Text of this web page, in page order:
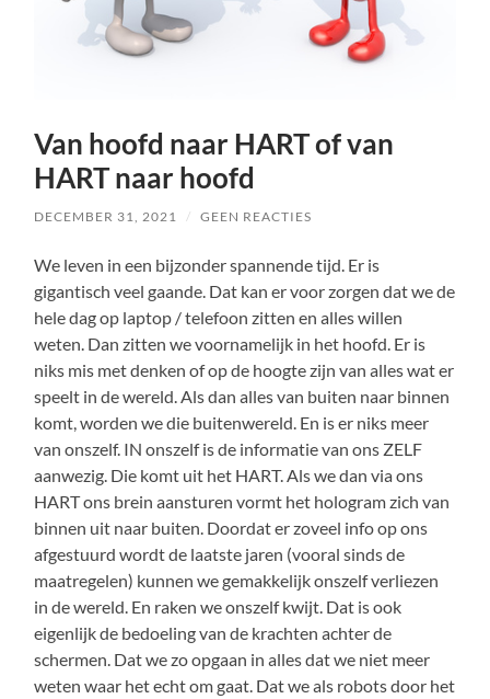
Van hoofd naar HART of van
HART naar hoofd
DECEMBER 31, 2021 / GEEN REACTIES
We leven in een bijzonder spannende tijd. Er is
gigantisch veel gaande. Dat kan er voor zorgen dat we de
hele dag op laptop / telefoon zitten en alles willen
weten. Dan zitten we voornamelijk in het hoofd. Er is
niks mis met denken of op de hoogte zijn van alles wat er
speelt in de wereld. Als dan alles van buiten naar binnen
komt, worden we die buitenwereld. En is er niks meer
van onszelf. IN onszelf is de informatie van ons ZELF
aanwezig. Die komt uit het HART. Als we dan via ons
HART ons brein aansturen vormt het hologram zich van
binnen uit naar buiten. Doordat er zoveel info op ons
afgestuurd wordt de laatste jaren (vooral sinds de
maatregelen) kunnen we gemakkelijk onszelf verliezen
in de wereld. En raken we onszelf kwijt. Dat is ook
eigenlijk de bedoeling van de krachten achter de
schermen. Dat we zo opgaan in alles dat we niet meer
weten waar het echt om gaat. Dat we als robots door het